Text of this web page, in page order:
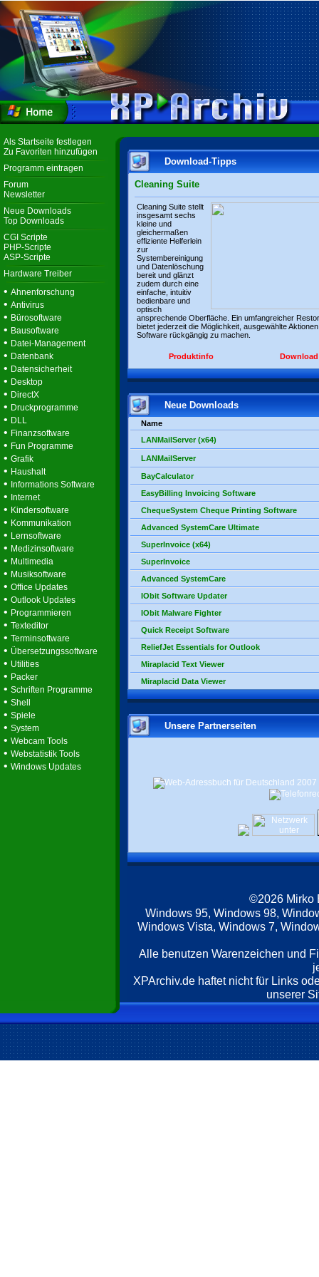
Als Startseite festlegen
Zu Favoriten hinzufügen
Programm eintragen
Forum
Newsletter
Neue Downloads
Top Downloads
CGI Scripte
PHP-Scripte
ASP-Scripte
Hardware Treiber
• Ahnenforschung
• Antivirus
• Bürosoftware
• Bausoftware
• Datei-Management
• Datenbank
• Datensicherheit
• Desktop
• DirectX
• Druckprogramme
• DLL
• Finanzsoftware
• Fun Programme
• Grafik
• Haushalt
• Informations Software
• Internet
• Kindersoftware
• Kommunikation
• Lernsoftware
• Medizinsoftware
• Multimedia
• Musiksoftware
• Office Updates
• Outlook Updates
• Programmieren
• Texteditor
• Terminsoftware
• Übersetzungssoftware
• Utilities
• Packer
• Schriften Programme
• Shell
• Spiele
• System
• Webcam Tools
• Webstatistik Tools
• Windows Updates
Download-Tipps
Cleaning Suite
Cleaning Suite stellt
insgesamt sechs
kleine und
gleichermaßen
effiziente Helferlein
zur
Systembereinigung
und Datenlöschung
bereit und glänzt
zudem durch eine
einfache, intuitiv
bedienbare und
optisch
ansprechende Oberfläche. Ein umfangreicher
bietet jederzeit die Möglichkeit, ausgewählte
Software rückgängig zu machen.
Produktinfo Download
Neue Downloads
Name
LANMailServer (x64)
LANMailServer
BayCalculator
EasyBilling Invoicing Software
ChequeSystem Cheque Printing Software
Advanced SystemCare Ultimate
SuperInvoice (x64)
SuperInvoice
Advanced SystemCare
IObit Software Updater
IObit Malware Fighter
Quick Receipt Software
ReliefJet Essentials for Outlook
Miraplacid Text Viewer
Miraplacid Data Viewer
Unsere Partnerseiten
©2026 Mirko
Windows 95, Windows 98,
Windows Vista, Windows 7,
Alle benutzen Warenzeichen und
XPArchiv.de haftet nicht für Links
unserer